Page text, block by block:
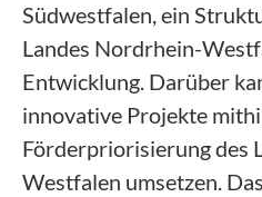
Südwestfalen, ein
Landes Nordrhein-
Entwicklung. Darüber
innovative Projekte
Förderpriorisierung des
Westfalen umsetzen.